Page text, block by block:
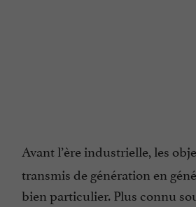
Avant l’ère industrielle, les
transmis de génération en
bien particulier. Plus connu